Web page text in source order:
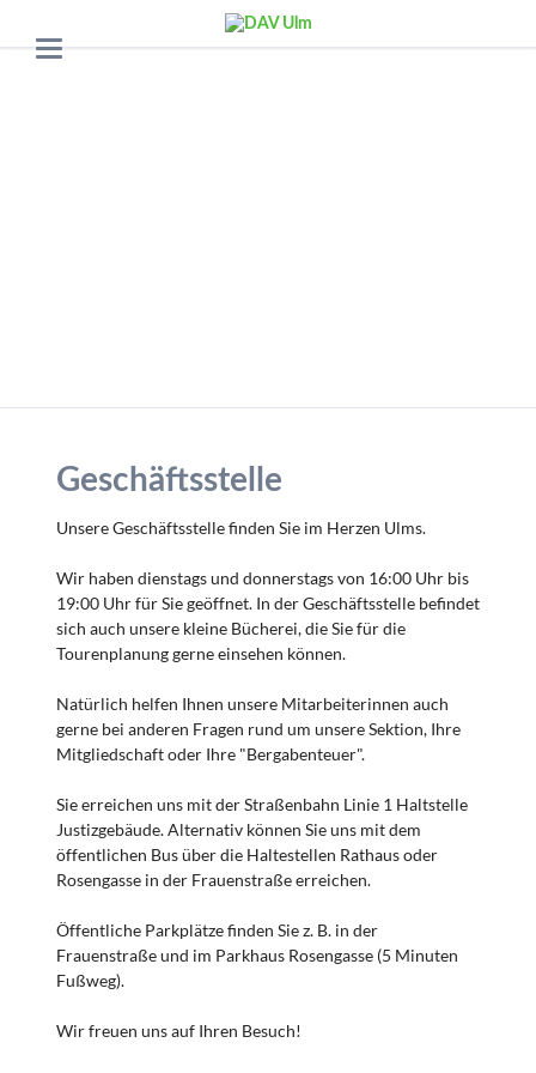
Geschäftsstelle
Unsere Geschäftsstelle finden Sie im Herzen Ulms.
Wir haben dienstags und donnerstags von 16:00 Uhr bis
19:00 Uhr für Sie geöffnet. In der Geschäftsstelle befindet
sich auch unsere kleine Bücherei, die Sie für die
Tourenplanung gerne einsehen können.
Natürlich helfen Ihnen unsere Mitarbeiterinnen auch
gerne bei anderen Fragen rund um unsere Sektion, Ihre
Mitgliedschaft oder Ihre "Bergabenteuer".
Sie erreichen uns mit der Straßenbahn Linie 1 Haltstelle
Justizgebäude. Alternativ können Sie uns mit dem
öffentlichen Bus über die Haltestellen Rathaus oder
Rosengasse in der Frauenstraße erreichen.
Öffentliche Parkplätze finden Sie z. B. in der
Frauenstraße und im Parkhaus Rosengasse (5 Minuten
Fußweg).
Wir freuen uns auf Ihren Besuch!